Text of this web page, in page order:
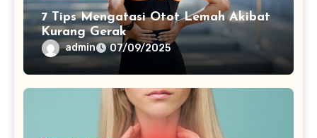
7 Tips Mengatasi Otot Lemah Akibat
Kurang Gerak
admin 07/09/2025